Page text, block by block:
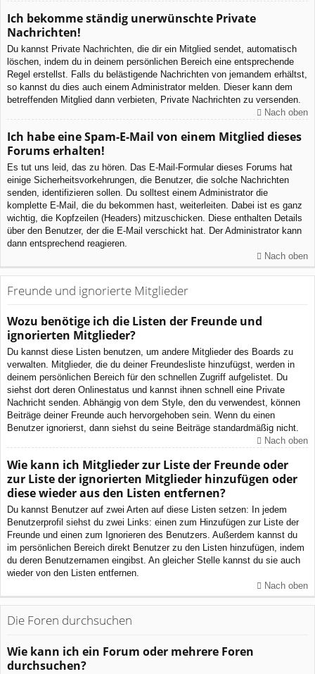
Ich bekomme ständig unerwünschte Private
Nachrichten!
Du kannst Private Nachrichten, die dir ein Mitglied sendet, automatisch
löschen, indem du in deinem persönlichen Bereich eine entsprechende
Regel erstellst. Falls du belästigende Nachrichten von jemandem erhältst,
so kannst du dies auch einem Administrator melden. Dieser kann dem
betreffenden Mitglied dann verbieten, Private Nachrichten zu versenden.
Nach oben
Ich habe eine Spam-E-Mail von einem Mitglied dieses
Forums erhalten!
Es tut uns leid, das zu hören. Das E-Mail-Formular dieses Forums hat
einige Sicherheitsvorkehrungen, die Benutzer, die solche Nachrichten
senden, identifizieren sollen. Du solltest einem Administrator die
komplette E-Mail, die du bekommen hast, weiterleiten. Dabei ist es ganz
wichtig, die Kopfzeilen (Headers) mitzuschicken. Diese enthalten Details
über den Benutzer, der die E-Mail verschickt hat. Der Administrator kann
dann entsprechend reagieren.
Nach oben
Freunde und ignorierte Mitglieder
Wozu benötige ich die Listen der Freunde und
ignorierten Mitglieder?
Du kannst diese Listen benutzen, um andere Mitglieder des Boards zu
verwalten. Mitglieder, die du deiner Freundesliste hinzufügst, werden in
deinem persönlichen Bereich für den schnellen Zugriff aufgelistet. Du
siehst dort deren Onlinestatus und kannst ihnen schnell eine Private
Nachricht senden. Abhängig von dem Style, den du verwendest, können
Beiträge deiner Freunde auch hervorgehoben sein. Wenn du einen
Benutzer ignorierst, dann siehst du seine Beiträge standardmäßig nicht.
Nach oben
Wie kann ich Mitglieder zur Liste der Freunde oder
zur Liste der ignorierten Mitglieder hinzufügen oder
diese wieder aus den Listen entfernen?
Du kannst Benutzer auf zwei Arten auf diese Listen setzen: In jedem
Benutzerprofil siehst du zwei Links: einen zum Hinzufügen zur Liste der
Freunde und einen zum Ignorieren des Benutzers. Außerdem kannst du
im persönlichen Bereich direkt Benutzer zu den Listen hinzufügen, indem
du deren Benutzernamen eingibst. An gleicher Stelle kannst du sie auch
wieder von den Listen entfernen.
Nach oben
Die Foren durchsuchen
Wie kann ich ein Forum oder mehrere Foren
durchsuchen?